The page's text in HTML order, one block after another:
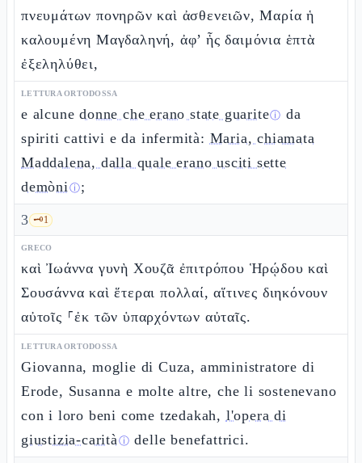
πνευμάτων πονηρῶν καὶ ἀσθενειῶν, Μαρία ἡ
καλουμένη Μαγδαληνή, ἀφ’ ἧς δαιμόνια ἑπτὰ
ἐξεληλύθει,
LETTURA ORTODOSSA
e alcunedonne che erano state guariteⓘ da
spiriti cattivi e da infermità: Maria, chiamata
Maddalena, dalla quale erano usciti sette
demòniⓘ;
3 🗝️1
GRECO
καὶ Ἰωάννα γυνὴ Χουζᾶ ἐπιτρόπου Ἡρῴδου καὶ
Σουσάννα καὶ ἕτεραι πολλαί, αἵτινες διηκόνουν
αὐτοῖς ⸀ἐκ τῶν ὑπαρχόντων αὐταῖς.
LETTURA ORTODOSSA
Giovanna, moglie di Cuza, amministratore di
Erode, Susanna e molte altre, che li sostenevano
con i loro beni come tzedakah, l'opera di
giustizia-caritàⓘ delle benefattrici.